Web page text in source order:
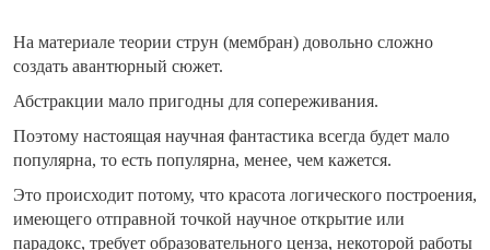
На материале теории струн (мембран) довольно сложно
создать авантюрный сюжет.
Абстракции мало пригодны для сопереживания.
Поэтому настоящая научная фантастика всегда будет мало
популярна, то есть популярна, менее, чем кажется.
Это происходит потому, что красота логического построения,
имеющего отправной точкой научное открытие или
парадокс, требует образовательного ценза, некоторой работы